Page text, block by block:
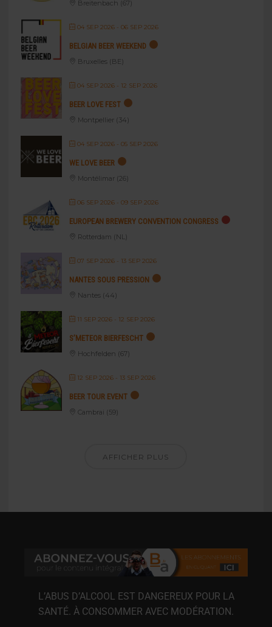
Breitenbach (67)
04 SEP 2026- 06 SEP 2026
BELGIAN BEER WEEKEND
Bruxelles (BE)
04 SEP 2026- 12 SEP 2026
BEER LOVE FEST
Montpellier (34)
04 SEP 2026- 05 SEP 2026
WE LOVE BEER
Montélimar (26)
06 SEP 2026- 09 SEP 2026
EUROPEAN BREWERY CONVENTION CONGRESS
Rotterdam (NL)
07 SEP 2026- 13 SEP 2026
NANTES SOUS PRESSION
Nantes (44)
11 SEP 2026- 12 SEP 2026
S’METEOR BIERFESCHT
Hochfelden (67)
12 SEP 2026- 13 SEP 2026
BEER TOUR EVENT
Cambrai (59)
AFFICHER PLUS
L’ABUS D’ALCOOL EST DANGEREUX POUR LA
SANTÉ. À CONSOMMER AVEC MODÉRATION.